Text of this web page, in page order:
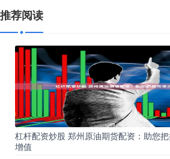
推荐阅读
杠杆配资炒股 郑州原油期货配资：助您
增值